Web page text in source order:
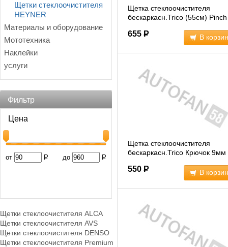
Щетки стеклоочистителя
HEYNER
Материалы и оборудование
Мототехника
Наклейки
услуги
Фильтр
Цена
от Р до Р
Щетки стеклоочистителя ALCA
Щетки стеклоочистителя AVS
Щетки стеклоочистителя DENSO
Щетки стеклоочистителя Premium
Щетка стеклоочистителя
бескаркасн.Trico (55см)
655 Р В
Щетка стеклоочистителя
бескаркасн.Trico Крючок 9мм
550 Р В